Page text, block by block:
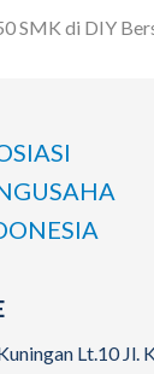
SMK di DIY
Lt.10 Jl.